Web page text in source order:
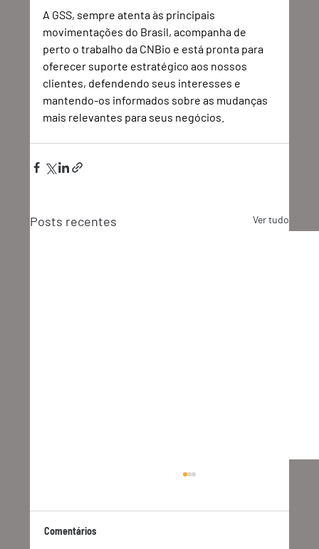
A GSS, sempre atenta às principais
movimentações do Brasil, acompanha de
perto o trabalho da CNBio e está pronta para
oferecer suporte estratégico aos nossos
clientes, defendendo seus interesses e
mantendo-os informados sobre as mudanças
mais relevantes para seus negócios.
Posts recentes Ver tudo
Comentários